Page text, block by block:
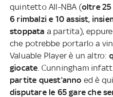
quintetto All-NBA (oltre 25
6 rimbalzi e 10 assist,
stoppata a partita),
che potrebbe portarlo a
Valuable Player è un altro:
giocate . Cunningham
partite quest’anno ed è
disputare le 65 gare che